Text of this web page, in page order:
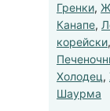
Гренки,
Канапе,
корейски,
Холодец,
Шаурма